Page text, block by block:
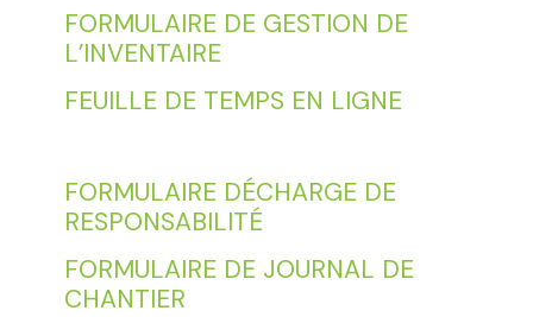
FORMULAIRE DE GESTION DE
L’INVENTAIRE
FEUILLE DE TEMPS EN LIGNE
FORMULAIRE DÉCHARGE DE
RESPONSABILITÉ
FORMULAIRE DE JOURNAL DE
CHANTIER